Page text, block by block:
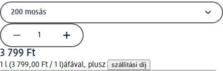
3 799 Ft
1 l (3 799,00 Ft / 1 l)áfával, plusz szállítási díj